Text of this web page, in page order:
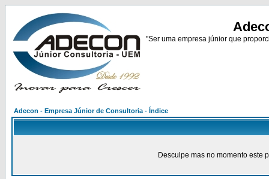
"Ser uma empresa júnior que
Adecon - Empresa Júnior de Consultoria - Índice
Desculpe mas no momento este